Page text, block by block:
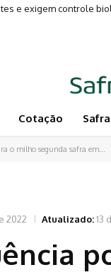
e exigem controle
a Pecuária
Cotação
o milho segunda safra em...
2022 Atualizado:13